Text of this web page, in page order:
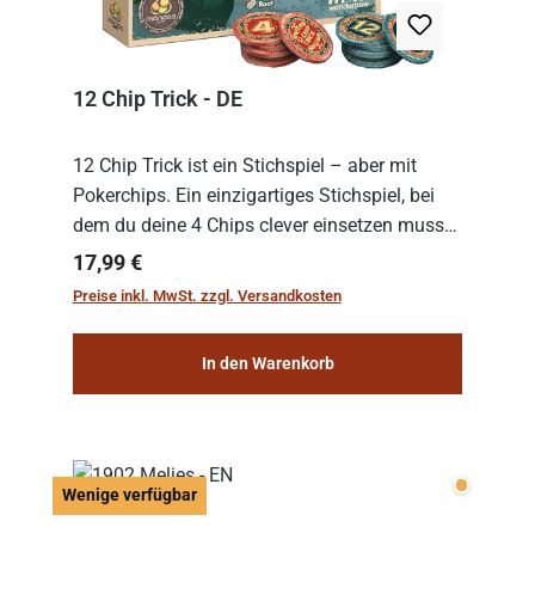
12 Chip Trick - DE
12 Chip Trick ist ein Stichspiel – aber mit
Pokerchips. Ein einzigartiges Stichspiel, bei
dem du deine 4 Chips clever einsetzen musst.
Wer die Chips mit dem höchsten Gesamtwert
hat, gewinnt die Runde. Aber Vorsicht: D...
Regulärer Preis:
17,99 €
Preise inkl. MwSt. zzgl. Versandkosten
In den Warenkorb
Wenige verfügbar Wenige